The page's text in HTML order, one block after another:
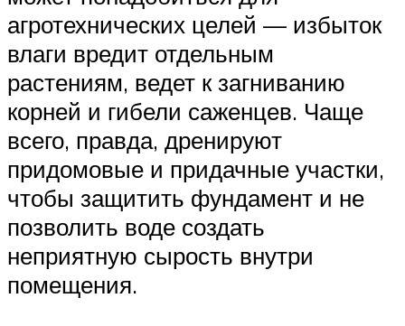
агротехнических целей — избыток
влаги вредит отдельным
растениям, ведет к загниванию
корней и гибели саженцев. Чаще
всего, правда, дренируют
придомовые и придачные участки,
чтобы защитить фундамент и не
позволить воде создать
неприятную сырость внутри
помещения.